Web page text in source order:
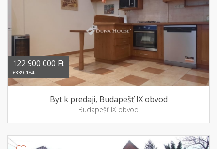
122 900 000 Ft
€339 184
Byt k predaji, Budapešť IX obvod
Budapešť IX obvod